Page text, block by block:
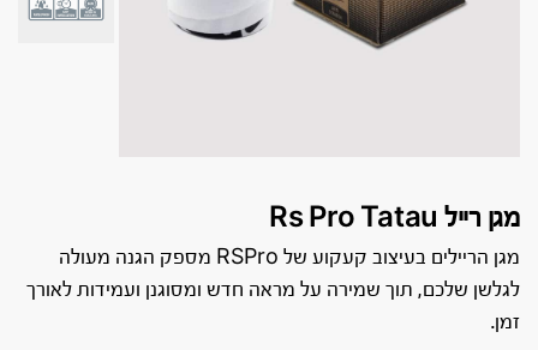
מגן רייל Rs Pro Tatau
מגן הריילים בעיצוב קעקוע של RSPro מספק הגנה מעולה
לגלשן שלכם, תוך שמירה על מראה חדש ומסוגנן ועמידות לאורך
זמן.